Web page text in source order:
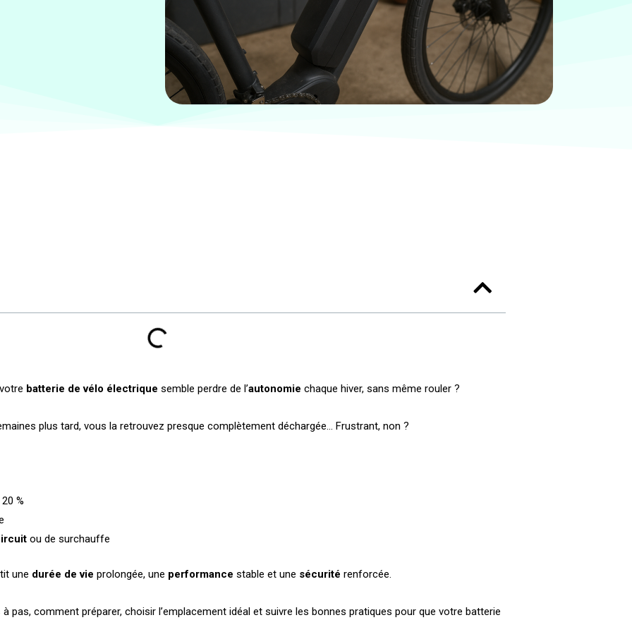
batterie de vélo électrique semble perdre de l’autonomie chaque hiver, sans même rouler ?
plus tard, vous la retrouvez presque complètement déchargée… Frustrant, non ?
%
ou de surchauffe
une durée de vie prolongée, une performance stable et une sécurité renforcée.
pas, comment préparer, choisir l’emplacement idéal et suivre les bonnes pratiques pour que votre batterie